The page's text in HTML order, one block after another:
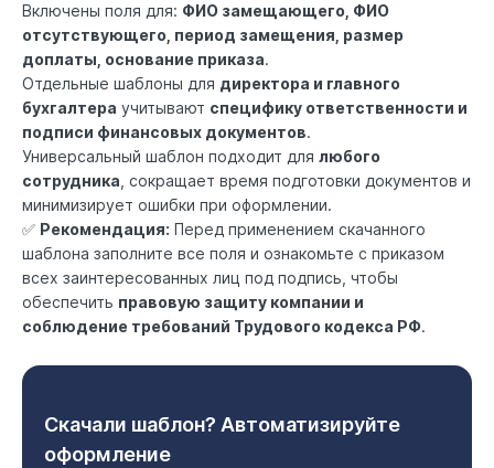
Включены поля для: ФИО замещающего, ФИО
отсутствующего, период замещения, размер
доплаты, основание приказа.
Отдельные шаблоны для директора и главного
бухгалтера учитывают специфику ответственности и
подписи финансовых документов.
Универсальный шаблон подходит для любого
сотрудника, сокращает время подготовки документов и
минимизирует ошибки при оформлении.
✅ Рекомендация: Перед применением скачанного
шаблона заполните все поля и ознакомьте с приказом
всех заинтересованных лиц под подпись, чтобы
обеспечить правовую защиту компании и
соблюдение требований Трудового кодекса РФ.
Скачали шаблон? Автоматизируйте
оформление